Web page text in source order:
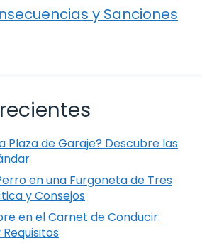
y Sanciones
Plaza de Garaje? Descubre las
en una Furgoneta de Tres
y Consejos
en el Carnet de Conducir: